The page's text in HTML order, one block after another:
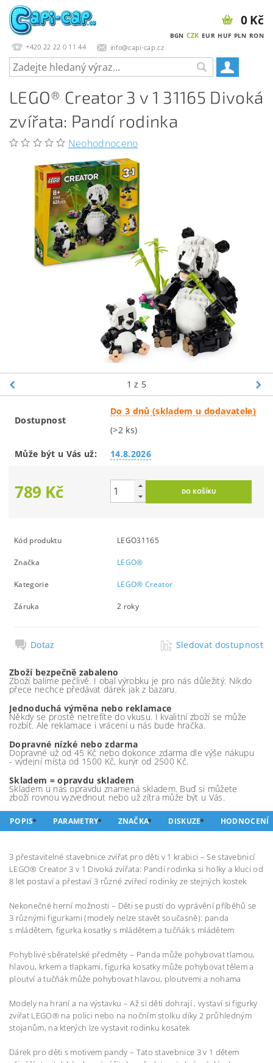
+420 22 22 0 11 44 info@capi-cap.cz
BGN CZK EUR HUF PLN RON
0 Kč
LEGO® Creator 3 v 1 31165 Divoká
zvířata: Pandí rodinka
Neohodnoceno
1 z 5
Dostupnost
Do 3 dnů (skladem u dodavatele)
(>2 ks)
Může být u Vás už: 14.8.2026
789 Kč
Kód produktu LEGO31165
Značka LEGO®
Kategorie LEGO® Creator
Záruka 2 roky
Dotaz Sledovat dostupnost
Zboží bezpečně zabaleno
Zboží balíme pečlivě. I obal výrobku je pro nás důležitý. Nikdo
přece nechce předávat dárek jak z bazaru.
Jednoduchá výměna nebo reklamace
Někdy se prostě netrefíte do vkusu. I kvalitní zboží se může
rozbít. Ale reklamace i vrácení u nás bude hračka.
Dopravné nízké nebo zdarma
Dopravné už od 45 Kč nebo dokonce zdarma dle výše nákupu
- výdejní místa od 1500 Kč, kurýr od 2500 Kč.
Skladem = opravdu skladem
Skladem u nás opravdu znamená skladem. Buď si můžete
zboží rovnou vyzvednout nebo už zítra může být u Vás.
POPIS PARAMETRY ZNAČKA DISKUZE HODNOCENÍ
3 přestavitelné stavebnice zvířat pro děti v 1 krabici – Se stavebnicí
LEGO® Creator 3 v 1 Divoká zvířata: Pandí rodinka si holky a kluci od
8 let postaví a přestaví 3 různé zvířecí rodinky ze stejných kostek
Nekonečné herní možnosti – Děti se pustí do vyprávění příběhů se
3 různými figurkami (modely nelze stavět současně): panda
s mládětem, figurka kosatky s mládětem a tučňák s mládětem
Pohyblivé sběratelské předměty – Panda může pohybovat tlamou,
hlavou, krkem a tlapkami, figurka kosatky může pohybovat tělem a
ploutví a tučňák může pohybovat hlavou, ploutvemi a nohama
Modely na hraní a na výstavku – Až si děti dohrají , vystaví si figurky
zvířat LEGO® na polici nebo na nočním stolku díky 2 průhledným
stojanům, na kterých lze vystavit rodinku kosatek
Dárek pro děti s motivem pandy – Tato stavebnice 3 v 1 dětem